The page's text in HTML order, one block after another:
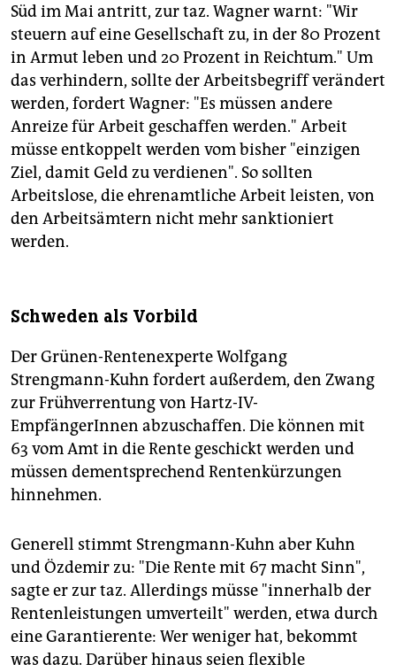
Süd im Mai antritt, zur taz. Wagner warnt: "Wir
steuern auf eine Gesellschaft zu, in der 80 Prozent
in Armut leben und 20 Prozent in Reichtum." Um
das verhindern, sollte der Arbeitsbegriff verändert
werden, fordert Wagner: "Es müssen andere
Anreize für Arbeit geschaffen werden." Arbeit
müsse entkoppelt werden vom bisher "einzigen
Ziel, damit Geld zu verdienen". So sollten
Arbeitslose, die ehrenamtliche Arbeit leisten, von
den Arbeitsämtern nicht mehr sanktioniert
werden.
Schweden als Vorbild
Der Grünen-Rentenexperte Wolfgang
Strengmann-Kuhn fordert außerdem, den Zwang
zur Frühverrentung von Hartz-IV-
EmpfängerInnen abzuschaffen. Die können mit
63 vom Amt in die Rente geschickt werden und
müssen dementsprechend Rentenkürzungen
hinnehmen.
Generell stimmt Strengmann-Kuhn aber Kuhn
und Özdemir zu: "Die Rente mit 67 macht Sinn",
sagte er zur taz. Allerdings müsse "innerhalb der
Rentenleistungen umverteilt" werden, etwa durch
eine Garantierente: Wer weniger hat, bekommt
was dazu. Darüber hinaus seien flexible